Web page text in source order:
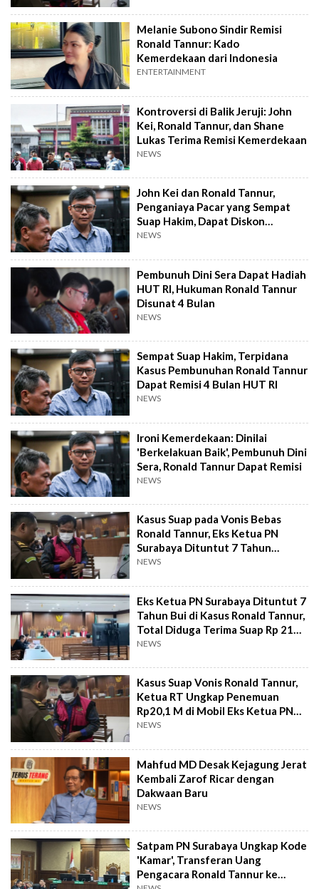
Melanie Subono Sindir Remisi
Ronald Tannur: Kado
Kemerdekaan dari Indonesia
ENTERTAINMENT
Kontroversi di Balik Jeruji: John
Kei, Ronald Tannur, dan Shane
Lukas Terima Remisi Kemerdekaan
NEWS
John Kei dan Ronald Tannur,
Penganiaya Pacar yang Sempat
Suap Hakim, Dapat Diskon
Hukuman
NEWS
Pembunuh Dini Sera Dapat Hadiah
HUT RI, Hukuman Ronald Tannur
Disunat 4 Bulan
NEWS
Sempat Suap Hakim, Terpidana
Kasus Pembunuhan Ronald Tannur
Dapat Remisi 4 Bulan HUT RI
NEWS
Ironi Kemerdekaan: Dinilai
'Berkelakuan Baik', Pembunuh Dini
Sera, Ronald Tannur Dapat Remisi
NEWS
Kasus Suap pada Vonis Bebas
Ronald Tannur, Eks Ketua PN
Surabaya Dituntut 7 Tahun
Penjara
NEWS
Eks Ketua PN Surabaya Dituntut 7
Tahun Bui di Kasus Ronald Tannur,
Total Diduga Terima Suap Rp 21
M!
NEWS
Kasus Suap Vonis Ronald Tannur,
Ketua RT Ungkap Penemuan
Rp20,1 M di Mobil Eks Ketua PN
Surabaya
NEWS
Mahfud MD Desak Kejagung Jerat
Kembali Zarof Ricar dengan
Dakwaan Baru
NEWS
Satpam PN Surabaya Ungkap Kode
'Kamar', Transferan Uang
Pengacara Ronald Tannur ke